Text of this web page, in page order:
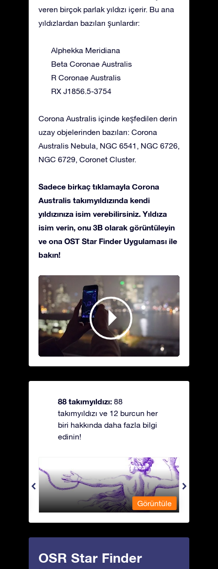
veren birçok parlak yıldızı içerir. Bu ana
yıldızlardan bazıları şunlardır:
Alphekka Meridiana
Beta Coronae Australis
R Coronae Australis
RX J1856.5-3754
Corona Australis içinde keşfedilen derin
uzay objelerinden bazıları: Corona
Australis Nebula, NGC 6541, NGC 6726,
NGC 6729, Coronet Cluster.
Sadece birkaç tıklamayla Corona
Australis takımyıldızında kendi
yıldızınıza isim verebilirsiniz. Yıldıza
isim verin, onu 3B olarak görüntüleyin
ve ona OST Star Finder Uygulaması ile
bakın!
88 takımyıldızı: 88
takımyıldızı ve 12 burcun her
biri hakkında daha fazla bilgi
edinin!
Andromeda - Zincirli Prenses
Görüntüle
OSR Star Finder